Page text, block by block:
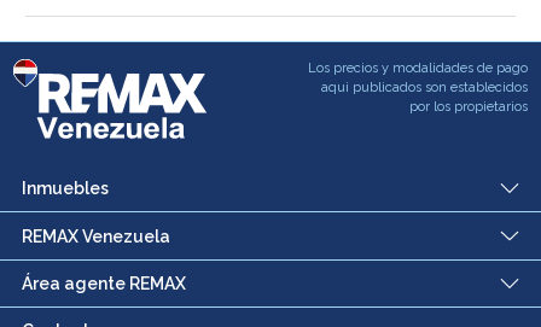
Los precios y modalidades de pago
aqui publicados son establecidos
por los propietarios
Inmuebles
REMAX Venezuela
Área agente REMAX